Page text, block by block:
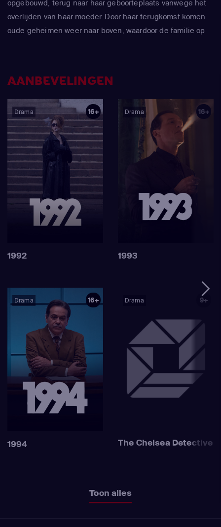
opgebouwd, terug naar haar geboorteplaats vanwege het
overlijden van haar moeder. Door haar terugkomst komen
oude geheimen weer naar boven, waardoor de familie op
AANBEVELINGEN
Drama 16+
1992
Drama 16+
1993
Drama 16+
1994
Drama 9+
The Chelsea Detective
Toon alles